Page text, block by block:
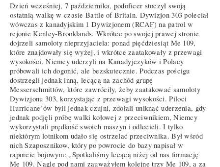
Dzień wcześniej, 7 października, podoficer stoczył swoją
ostatnią walkę w czasie Battle of Britain. Dywizjon 303 poleciał
wówczas z kanadyjskim 1 Dywizjonem (RCAF) na patrol w
rejonie Kenley-Brooklands. Wkrótce po swojej prawej stronie
dojrzeli samoloty nieprzyjaciela: ponad pięćdziesiąt Me 109,
które znajdowały się wyżej, i wkrótce zaatakowały z przewagi
wysokości. Niemcy uderzyli na Kanadyjczyków i Polacy
próbowali ich dogonić, ale bezskutecznie. Podczas pościgu
dostrzegli jednak inną, lecącą na zachód grupę
Messerschmittów, które zawróciły, żeby zaatakować samoloty
Dywizjonu 303, korzystając z przewagi wysokości. Piloci
Hurricane’ów byli jednak czujni, zdołali uniknąć uderzenia, gdy
jednak podjęli próbę walki kołowej z przeciwnikiem, Niemcy
wykorzystali prędkość swoich maszyn i odlecieli. I tylko
niektórym lotnikom udało się ostrzelać przeciwnika. Był wśród
nich Szaposznikow, który po powrocie do bazy napisał w
raporcie bojowym: „Spotkaliśmy lecącą niżej od nas formację
Me 109. Nagle pod nami zauważyłem kolejne trzy Me 109, a za